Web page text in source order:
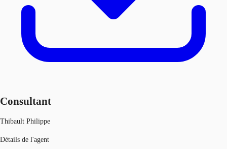
Consultant
Thibault Philippe
Détails de l'agent